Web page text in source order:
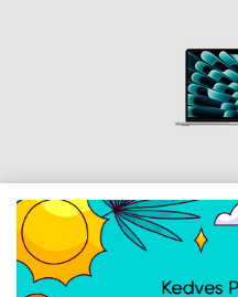
Apple MBA 13.6:
GPU/24GB/1TB-
Cikkszám:MDH94MGA